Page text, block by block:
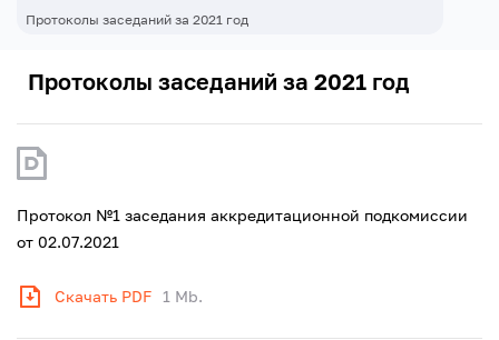
Протоколы заседаний за 2021 год
Протоколы заседаний за 2021 год
Протокол №1 заседания аккредитационной подкомиссии
от 02.07.2021
Скачать PDF 1 Mb.